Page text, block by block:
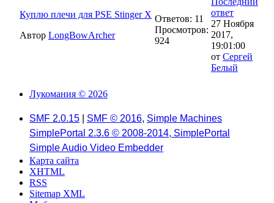
Куплю плечи для PSE Stinger X
Автор LongBowArcher
Ответов: 11
Просмотров:
924
27 Ноября
2017,
19:01:00
от Сергей
Белый
Лукомания © 2026
SMF 2.0.15 SMF © 2016, Simple Machines
SimplePortal 2.3.6 © 2008-2014, SimplePortal
Simple Audio Video Embedder
Карта сайта
XHTML
RSS
Sitemap XML